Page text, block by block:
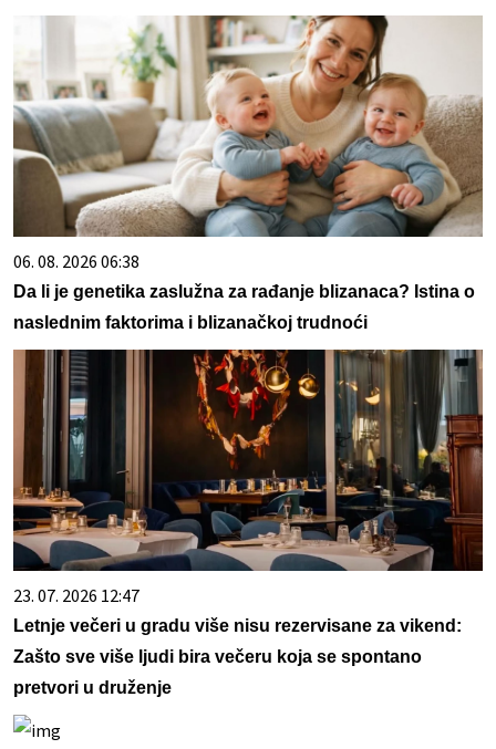
06. 08. 2026 06:38
Da li je genetika zaslužna za rađanje blizanaca? Istina o
naslednim faktorima i blizanačkoj trudnoći
23. 07. 2026 12:47
Letnje večeri u gradu više nisu rezervisane za vikend:
Zašto sve više ljudi bira večeru koja se spontano
pretvori u druženje